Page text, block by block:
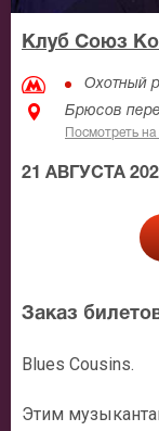
Клуб Союз
Охотный
Брюсов
Посмотреть на
21 АВГУСТА
Заказ
Blues Cousins.
Этим